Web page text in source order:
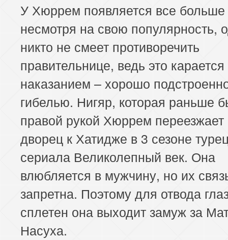
У Хюррем появляется все больше
несмотря на свою популярность,
никто не смеет противоречить
правительнице, ведь это
наказанием – хорошо
гибелью. Нигяр, которая раньше
правой рукой Хюррем переезжает
дворец к Хатидже в 3 сезоне
сериала Великолепный век. Она
влюбляется в мужчину, но их
запретна. Поэтому для отвода
сплетен она выходит замуж за
Насуха.